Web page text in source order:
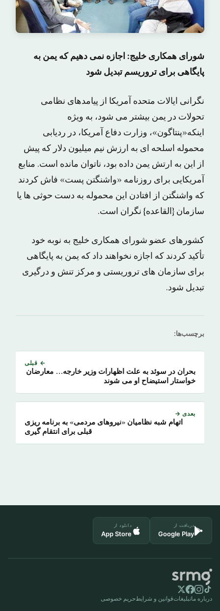
شورای همکاری خلیج: اجازه نمی دهیم که یمن به
پایگاهی برای تروریسم تبدیل شود
نگرانی ایالات متحده آمریکا از پیامدهای نظامی
تحولات در یمن بیشتر می شود، به ویژه
اینکه«پنتاگون»، وزارت دفاع آمریکا، در ردیابی
محموله اسلحه ای به ارزش نیم میلیون دلار که پیش
از این به ارتش یمن داده بود، ناتوان مانده است. منابع
آمریکایی برای روزنامه «واشنگتن پست» فاش کردند
که واشنگتن از افتادن این محموله به دست حوثی ها یا
سازمان {القاعده} نگران است.
کشورهای عضو شورای همکاری خلیج به نوبه خود
تأکید کردند که اجازه نخواهند داد که یمن به پایگاهی
برای سازمان های تروریستی و مرکز تنش و درگیری
تبدیل شود.
برچسب‌ها:
← قبلی
بحران در سوئد به علت اظهارات وزیر خارجه… معارضان
خواستار استیضاح او می شوند
بعدی →
اتهام شبه نظامیان «نیروهای مردمی» به برنامه ریزی
قبلی برای انتقام گیری
دریافت از
Google Play
دانلود از
App Store
درباره ماتبلیغاتقوانین و شرایط حریم خصوصی